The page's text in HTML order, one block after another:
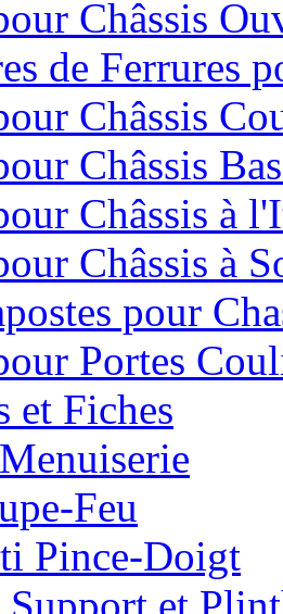
Châssis
de Ferrures
Châssis
Châssis
Châssis à
Châssis à
pour
Portes
et Fiches
Feu
Pince-Doigt